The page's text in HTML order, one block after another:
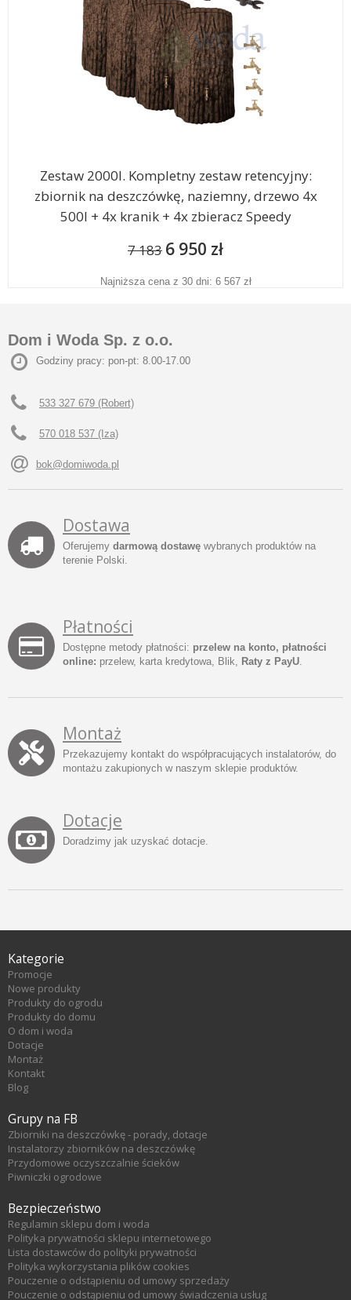
Zestaw 2000l. Kompletny zestaw retencyjny:
zbiornik na deszczówkę, naziemny, drzewo 4x
500l + 4x kranik + 4x zbieracz Speedy
7 183 6 950 zł
Najniższa cena z 30 dni: 6 567 zł
Dom i Woda Sp. z o.o.
Godziny pracy: pon-pt: 8.00-17.00
533 327 679 (Robert)
570 018 537 (Iza)
bok@domiwoda.pl
Dostawa
Oferujemy darmową dostawę wybranych produktów na
terenie Polski.
Płatności
Dostępne metody płatności: przelew na konto, płatności
online: przelew, karta kredytowa, Blik, Raty z PayU.
Montaż
Przekazujemy kontakt do współpracujących instalatorów, do
montażu zakupionych w naszym sklepie produktów.
Dotacje
Doradzimy jak uzyskać dotacje.
Kategorie
Promocje
Nowe produkty
Produkty do ogrodu
Produkty do domu
O dom i woda
Dotacje
Montaż
Kontakt
Blog
Grupy na FB
Zbiorniki na deszczówkę - porady, dotacje
Instalatorzy zbiorników na deszczówkę
Przydomowe oczyszczalnie ścieków
Piwniczki ogrodowe
Bezpieczeństwo
Regulamin sklepu dom i woda
Polityka prywatności sklepu internetowego
Lista dostawców do polityki prywatności
Polityka wykorzystania plików cookies
Pouczenie o odstąpieniu od umowy sprzedaży
Pouczenie o odstąpieniu od umowy świadczenia usług